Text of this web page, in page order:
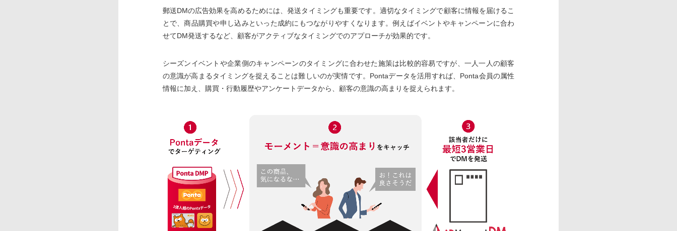
郵送DMの広告効果を高めるためには、発送タイミングも重要です。適切なタイミングで顧客に情報を届けるこ
とで、商品購買や申し込みといった成約にもつながりやすくなります。例えばイベントやキャンペーンに合わ
せてDM発送するなど、顧客がアクティブなタイミングでのアプローチが効果的です。
シーズンイベントや企業側のキャンペーンのタイミングに合わせた施策は比較的容易ですが、一人一人の顧客
の意識が高まるタイミングを捉えることは難しいのが実情です。Pontaデータを活用すれば、Ponta会員の属性
情報に加え、購買・行動履歴やアンケートデータから、顧客の意識の高まりを捉えられます。